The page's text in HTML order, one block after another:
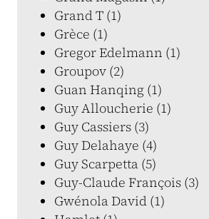
Grand T (1)
Grèce (1)
Gregor Edelmann (1)
Groupov (2)
Guan Hanqing (1)
Guy Alloucherie (1)
Guy Cassiers (3)
Guy Delahaye (4)
Guy Scarpetta (5)
Guy-Claude François (3)
Gwénola David (1)